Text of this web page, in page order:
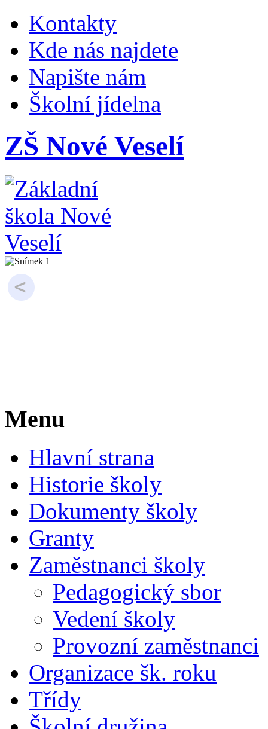
Kontakty
Kde nás najdete
Napište nám
Školní jídelna
ZŠ Nové Veselí
Menu
Hlavní strana
Historie školy
Dokumenty školy
Granty
Zaměstnanci školy
Pedagogický sbor
Vedení školy
Provozní zaměstnanci
Organizace šk. roku
Třídy